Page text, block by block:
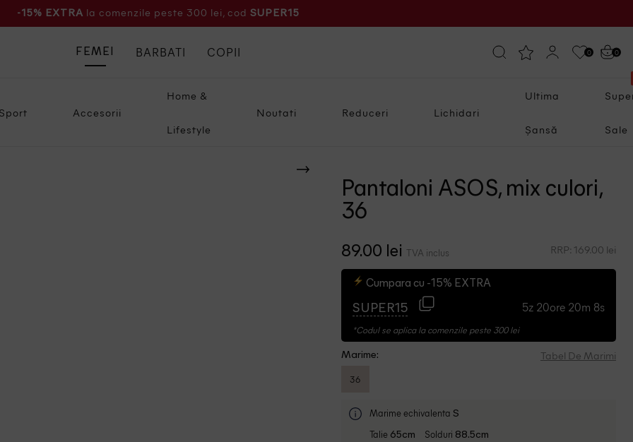
-15% EXTRA la comenzile peste 300 lei, cod SUPER15
0 0
Accesorii
Home &
Lifestyle
Noutati Reduceri Lichidari
Ultima
Șansă Sale
FEMEI BARBATI COPII
Pantaloni ASOS, mix culori,
36
89.00 lei TVA inclus RRP: 169.00 lei
Cumpara cu -15% EXTRA
SUPER15 5z 20ore 20m 7s
*Codul se aplica la comenzile peste 300 lei
Marime: Tabel De Marimi
36
Marime echivalenta S
Talie 65cm Solduri 88.5cm